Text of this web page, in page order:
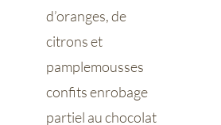
d’oranges, de
citrons et
pamplemousses
confits enrobage
partiel au chocolat